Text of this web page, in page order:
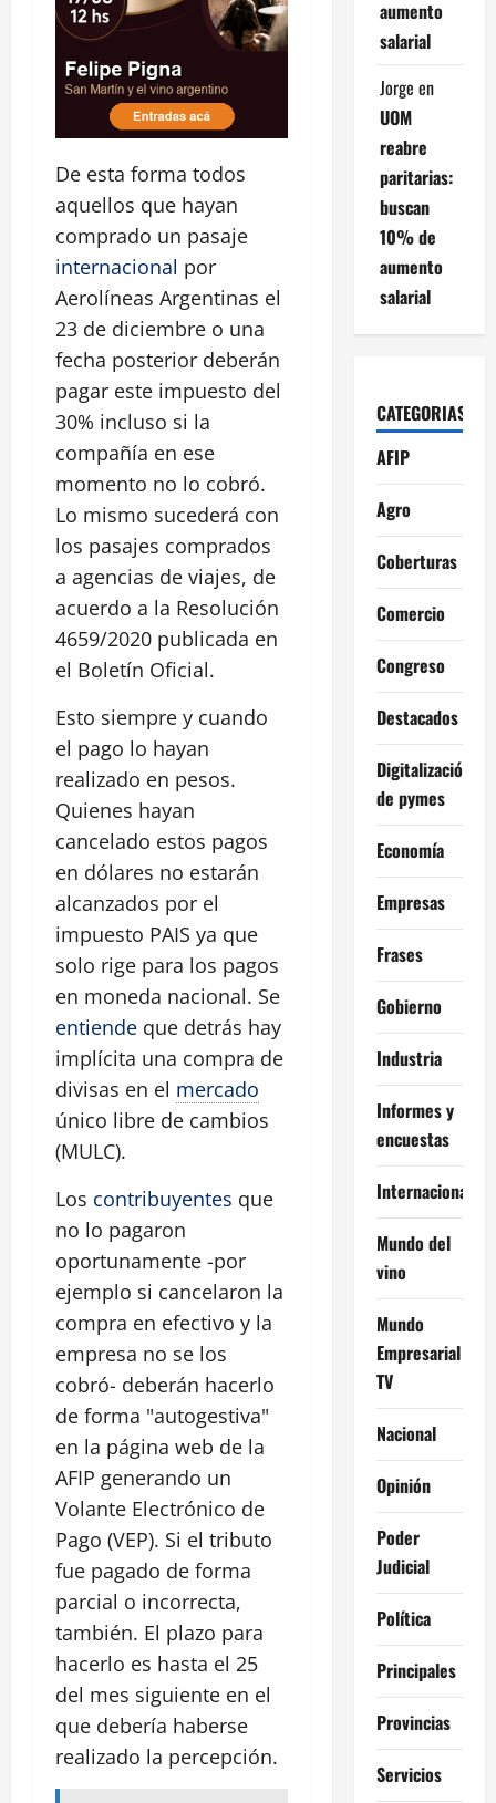
De esta forma todos
aquellos que hayan
comprado un pasaje
internacional por
Aerolíneas Argentinas el
23 de diciembre o una
fecha posterior deberán
pagar este impuesto del
30% incluso si la
compañía en ese
momento no lo cobró.
Lo mismo sucederá con
los pasajes comprados
a agencias de viajes, de
acuerdo a la Resolución
4659/2020 publicada en
el Boletín Oficial.
Esto siempre y cuando
el pago lo hayan
realizado en pesos.
Quienes hayan
cancelado estos pagos
en dólares no estarán
alcanzados por el
impuesto PAIS ya que
solo rige para los pagos
en moneda nacional. Se
entiende que detrás hay
implícita una compra de
divisas en el mercado
único libre de cambios
(MULC).
Los contribuyentes que
no lo pagaron
oportunamente -por
ejemplo si cancelaron la
compra en efectivo y la
empresa no se los
cobró- deberán hacerlo
de forma "autogestiva"
en la página web de la
AFIP generando un
Volante Electrónico de
Pago (VEP). Si el tributo
fue pagado de forma
parcial o incorrecta,
también. El plazo para
hacerlo es hasta el 25
del mes siguiente en el
que debería haberse
realizado la percepción.
aumento
salarial
Jorge en
UOM
reabre
paritarias:
buscan
10% de
aumento
salarial
CATEGORIAS
AFIP
Agro
Coberturas
Comercio
Congreso
Destacados
Digitalización
de pymes
Economía
Empresas
Frases
Gobierno
Industria
Informes y
encuestas
Internacional
Mundo del
vino
Mundo
Empresarial
TV
Nacional
Opinión
Poder
Judicial
Política
Principales
Provincias
Servicios